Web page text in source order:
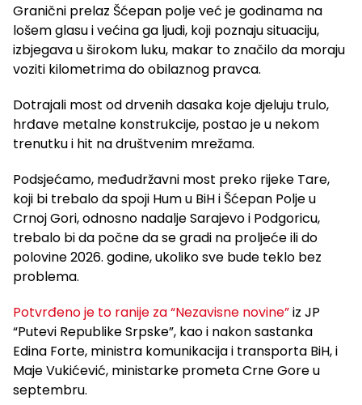
Granični prelaz Šćepan polje već je godinama na
lošem glasu i većina ga ljudi, koji poznaju situaciju,
izbjegava u širokom luku, makar to značilo da moraju
voziti kilometrima do obilaznog pravca.
Dotrajali most od drvenih dasaka koje djeluju trulo,
hrđave metalne konstrukcije, postao je u nekom
trenutku i hit na društvenim mrežama.
Podsjećamo, međudržavni most preko rijeke Tare,
koji bi trebalo da spoji Hum u BiH i Šćepan Polje u
Crnoj Gori, odnosno nadalje Sarajevo i Podgoricu,
trebalo bi da počne da se gradi na proljeće ili do
polovine 2026. godine, ukoliko sve bude teklo bez
problema.
Potvrđeno je to ranije za “Nezavisne novine”iz JP
“Putevi Republike Srpske”, kao i nakon sastanka
Edina Forte, ministra komunikacija i transporta BiH, i
Maje Vukićević, ministarke prometa Crne Gore u
septembru.